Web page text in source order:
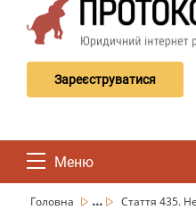
Зареєструватися
Меню
Головна ...
Стаття 435.